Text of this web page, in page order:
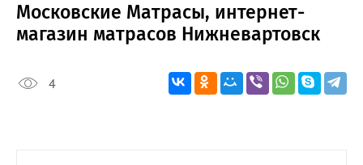
Московские Матрасы, интернет-
магазин матрасов Нижневартовск
4